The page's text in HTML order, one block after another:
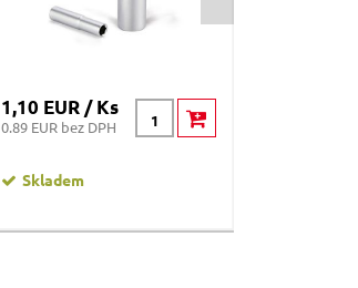
1,10 EUR / Ks
0.89 EUR bez DPH
Skladem